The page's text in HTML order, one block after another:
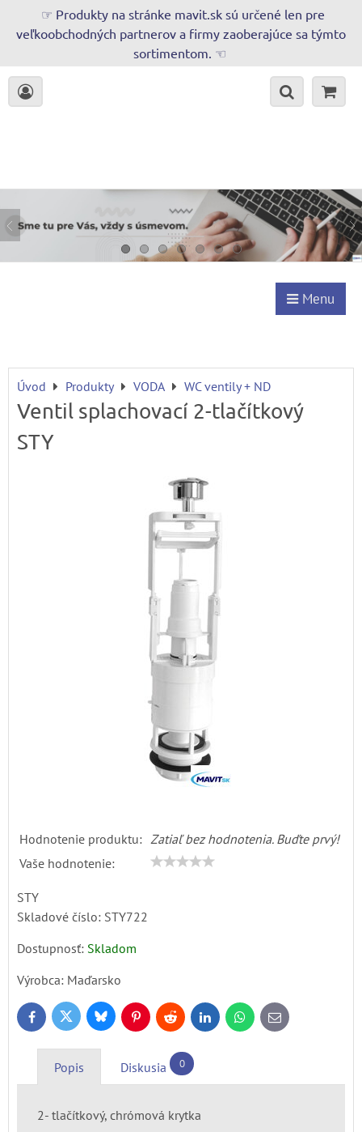
☞ Produkty na stránke mavit.sk sú určené len pre
veľkoobchodných partnerov a firmy zaoberajúce sa týmto
sortimentom. ☜
Menu
Úvod Produkty VODA WC ventily + ND
Ventil splachovací 2-tlačítkový
STY
Hodnotenie produktu: Zatiaľ bez hodnotenia. Buďte prvý!
Vaše hodnotenie:
STY
Skladové číslo: STY722
Dostupnosť: Skladom
Výrobca: Maďarsko
FacebookTwitter BlueskyPinterestReddit LinkedInWhatsApp
E-
mail
Popis Diskusia 0
2- tlačítkový, chrómová krytka